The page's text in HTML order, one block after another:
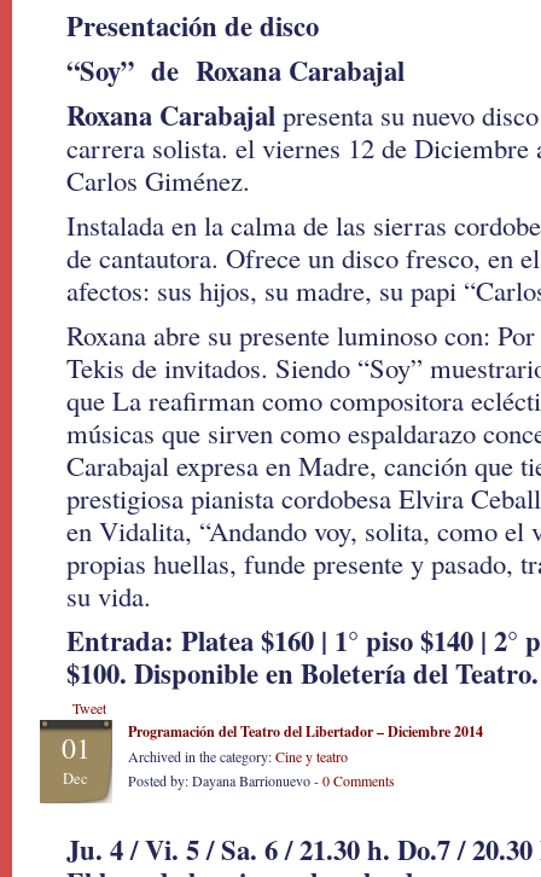
Presentación de disco
“Soy” de Roxana Carabajal
Roxana Carabajal presenta su nuevo disco
carrera solista. el viernes 12 de Diciembre
Carlos Giménez.
Instalada en la calma de las sierras
de cantautora. Ofrece un disco fresco, en
afectos: sus hijos, su madre, su papi
Roxana abre su presente luminoso con:
Tekis de invitados. Siendo “Soy”
que La reafirman como compositora
músicas que sirven como espaldarazo
Carabajal expresa en Madre, canción que
prestigiosa pianista cordobesa Elvira
en Vidalita, “Andando voy, solita, como el
propias huellas, funde presente y pasado,
su vida.
Entrada: Platea $160 | 1° piso $140 | 2°
$100. Disponible en Boletería del Teatro.
Tweet
01
Dec
Programación del Teatro del Libertador – Diciembre 2014
Archived in the category:Cine y teatro
Posted by: Dayana Barrionuevo -0 Comments
Ju. 4 / Vi. 5 / Sa. 6 / 21.30 h. Do.7 /